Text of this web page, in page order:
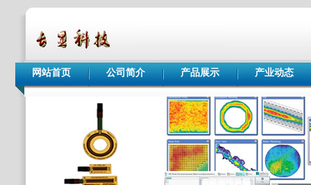
网站首页 公司简介 产品展示 产业动态